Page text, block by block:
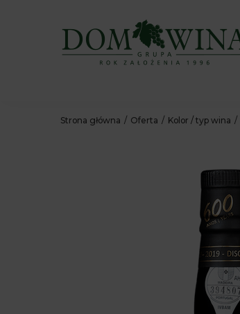
Strona główna Oferta Kolor / typ wina